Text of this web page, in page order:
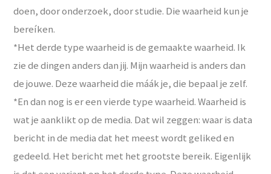
doen, door onderzoek, door studie. Die waarheid kun je
bereíken.
*Het derde type waarheid is de gemaakte waarheid. Ik
zie de dingen anders dan jij. Mijn waarheid is anders dan
de jouwe. Deze waarheid die máák je, die bepaal je zelf.
*En dan nog is er een vierde type waarheid. Waarheid is
wat je aanklikt op de media. Dat wil zeggen: waar is data
bericht in de media dat het meest wordt geliked en
gedeeld. Het bericht met het grootste bereik. Eigenlijk